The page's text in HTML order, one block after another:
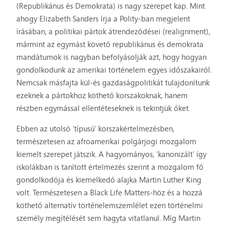
(Republikánus és Demokrata) is nagy szerepet kap. Mint
ahogy Elizabeth Sanders írja a Polity-ban megjelent
írásában, a politikai pártok átrendeződései (realignment),
mármint az egymást követő republikánus és demokrata
mandátumok is nagyban befolyásolják azt, hogy hogyan
gondolkodunk az amerikai történelem egyes időszakairól.
Nemcsak másfajta kül-és gazdaságpolitikát tulajdonítunk
ezeknek a pártokhoz köthető korszakoknak, hanem
részben egymással ellentéteseknek is tekintjük őket.
Ebben az utolsó ’típusú’ korszakértelmezésben,
természetesen az afroamerikai polgárjogi mozgalom
kiemelt szerepet játszik. A hagyományos, ’kanonizált’ így
iskolákban is tanított értelmezés szerint a mozgalom fő
gondolkodója és kiemelkedő alajka Martin Luther King
volt. Természetesen a Black Life Matters-höz és a hozzá
köthető alternatív történelemszemlélet ezen történelmi
személy megítélését sem hagyta vitatlanul. Míg Martin